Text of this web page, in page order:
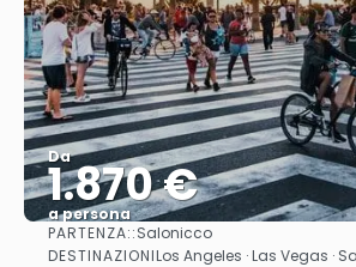
Da
1.870 €
a persona
Vedere
PARTENZA::Salonicco
DESTINAZIONILos Angeles · Las Vegas ·